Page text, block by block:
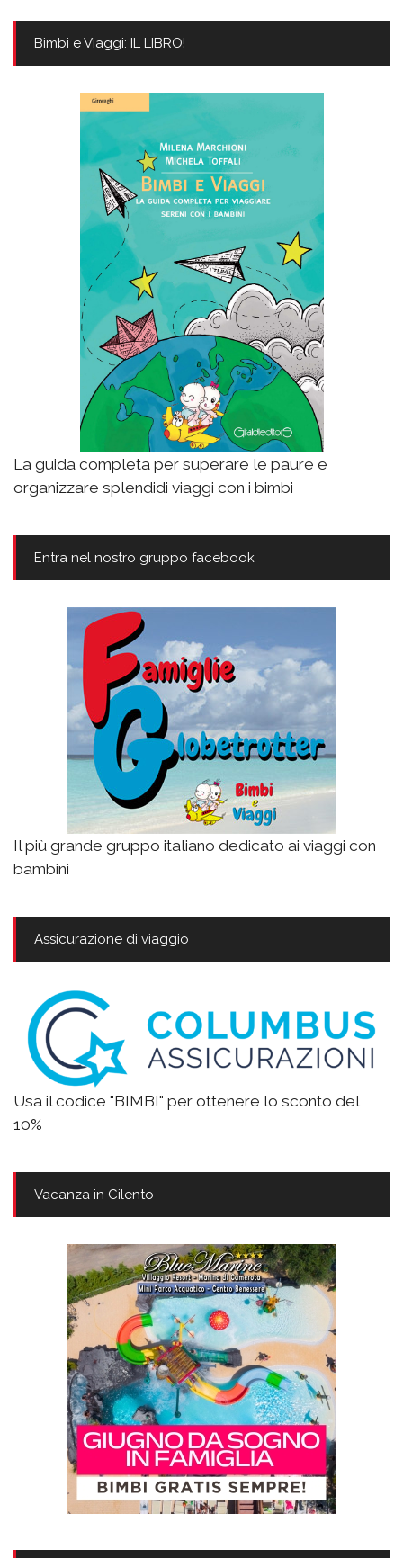
Bimbi e Viaggi: IL LIBRO!
La guida completa per superare le paure e
organizzare splendidi viaggi con i bimbi
Entra nel nostro gruppo facebook
Il più grande gruppo italiano dedicato ai viaggi con
bambini
Assicurazione di viaggio
Usa il codice "BIMBI" per ottenere lo sconto del
10%
Vacanza in Cilento